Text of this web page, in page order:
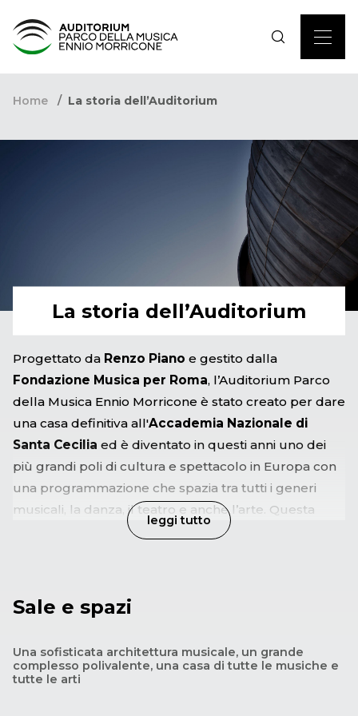
Home La storia dell’Auditorium
La storia dell’Auditorium
Progettato da Renzo Piano e gestito dalla
Fondazione Musica per Roma, l’Auditorium Parco
della Musica Ennio Morricone è stato creato per dare
una casa definitiva all'Accademia Nazionale di
Santa Cecilia ed è diventato in questi anni uno dei
più grandi poli di cultura e spettacolo in Europa con
una programmazione che spazia tra tutti i generi
musicali, la danza, il teatro e anche l’arte. Questa
straordinaria struttura, il più importante intervento
le rive del fiume Tevere, la collina del quartiere
Parioli e il Villaggio Olimpico e conta con una
polivalente è in grado di soddisfare le esigenze di
tutti i pubblici, coniugando qualità e spettacolo,
leggi tutto
Sale e spazi
Una sofisticata architettura musicale, un grande
complesso polivalente, una casa di tutte le musiche e
tutte le arti